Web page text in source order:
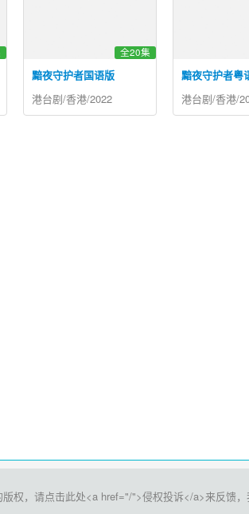
黯夜守护者国语版
全20集
港台剧/香港/2022
黯夜守护者粤
港台剧/香港/
权，请点击此处<a href="/">侵权投诉</a>来反馈